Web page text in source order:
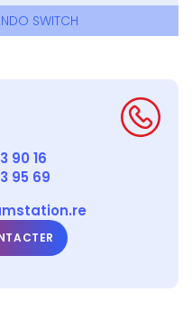
SWITCH
90 16
95 69